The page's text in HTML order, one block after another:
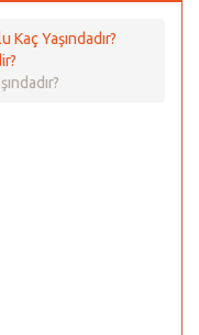
Kaç Yaşındadır?